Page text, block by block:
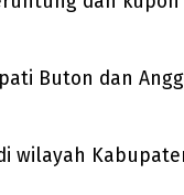
Buton dan
wilayah